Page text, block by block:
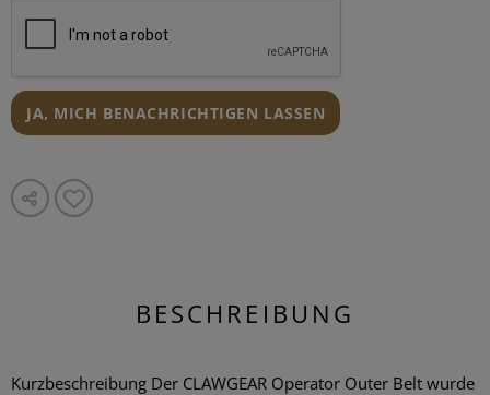
JA, MICH BENACHRICHTIGEN LASSEN
BESCHREIBUNG
Kurzbeschreibung Der CLAWGEAR Operator Outer Belt wurde